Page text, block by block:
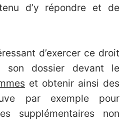
d’y répondre et de
d’exercer ce droit
son dossier devant le
et obtenir ainsi des
par exemple pour
supplémentaires non